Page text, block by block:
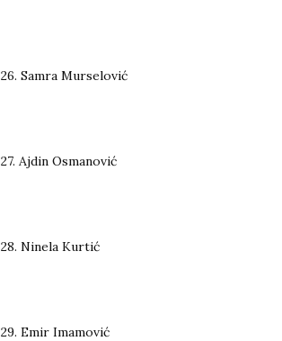
26. Samra Murselović
27. Ajdin Osmanović
28. Ninela Kurtić
29. Emir Imamović